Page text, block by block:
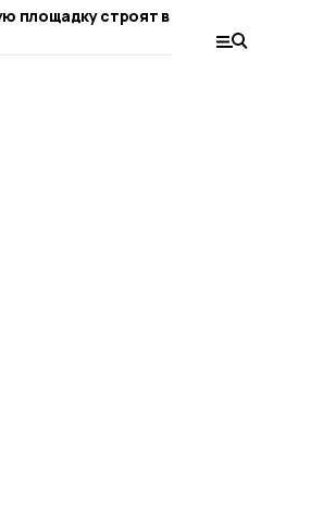
площадку строят в
участие в